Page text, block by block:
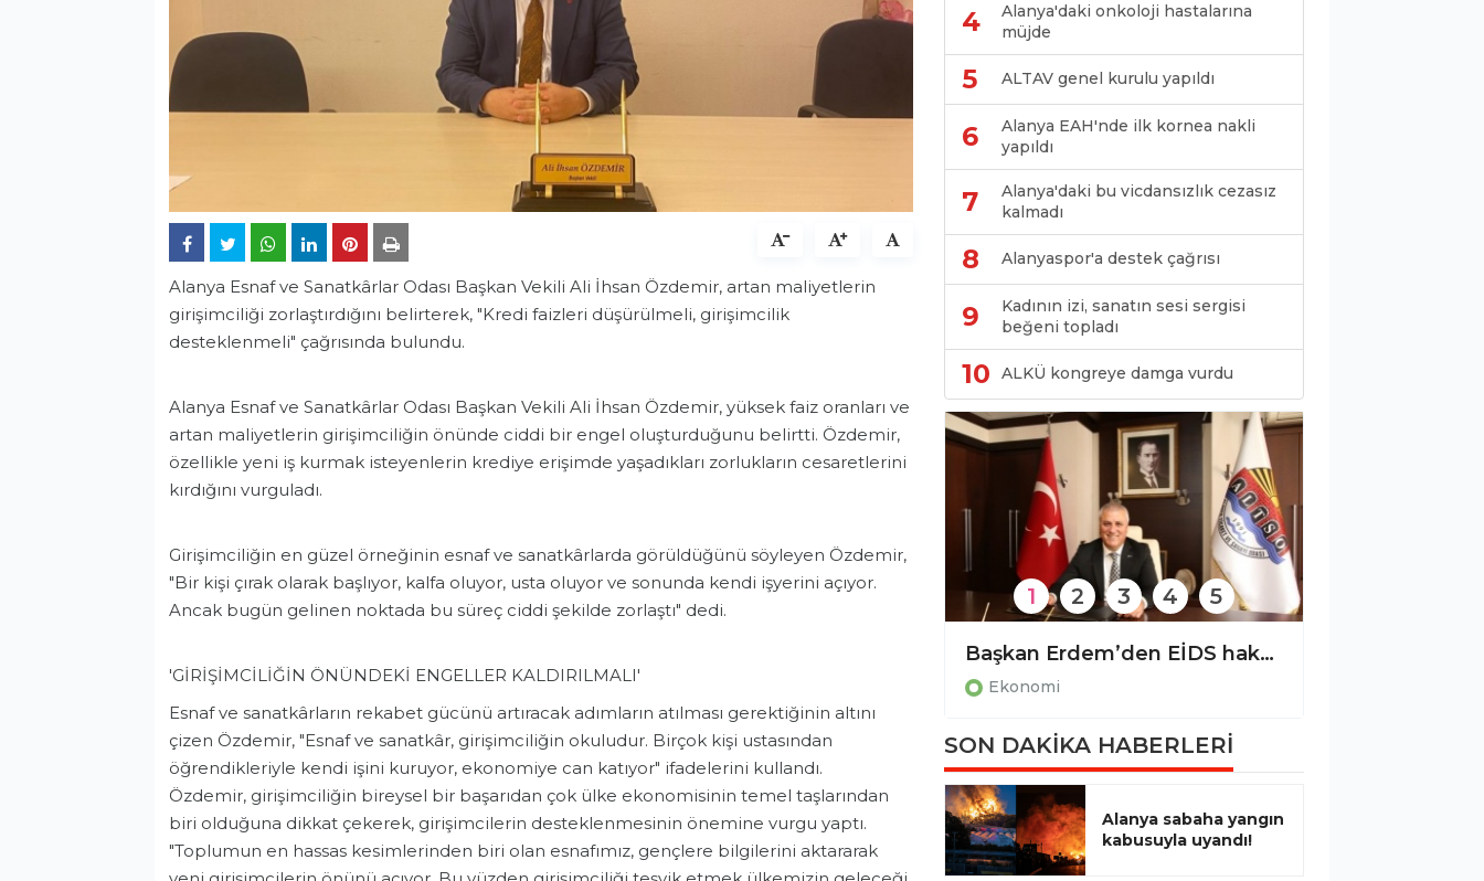
Alanya Esnaf ve Sanatkârlar Odası Başkan Vekili Ali İhsan Özdemir, artan maliyetlerin
girişimciliği zorlaştırdığını belirterek, "Kredi faizleri düşürülmeli, girişimcilik
desteklenmeli" çağrısında bulundu.
Alanya Esnaf ve Sanatkârlar Odası Başkan Vekili Ali İhsan Özdemir, yüksek faiz oranları ve
artan maliyetlerin girişimciliğin önünde ciddi bir engel oluşturduğunu belirtti. Özdemir,
özellikle yeni iş kurmak isteyenlerin krediye erişimde yaşadıkları zorlukların cesaretlerini
kırdığını vurguladı.
Girişimciliğin en güzel örneğinin esnaf ve sanatkârlarda görüldüğünü söyleyen Özdemir,
"Bir kişi çırak olarak başlıyor, kalfa oluyor, usta oluyor ve sonunda kendi işyerini açıyor.
Ancak bugün gelinen noktada bu süreç ciddi şekilde zorlaştı" dedi.
'GİRİŞİMCİLİĞİN ÖNÜNDEKİ ENGELLER KALDIRILMALI'
Esnaf ve sanatkârların rekabet gücünü artıracak adımların atılması gerektiğinin altını
çizen Özdemir, "Esnaf ve sanatkâr, girişimciliğin okuludur. Birçok kişi ustasından
öğrendikleriyle kendi işini kuruyor, ekonomiye can katıyor" ifadelerini kullandı.
Özdemir, girişimciliğin bireysel bir başarıdan çok ülke ekonomisinin temel taşlarından
biri olduğuna dikkat çekerek, girişimcilerin desteklenmesinin önemine vurgu yaptı.
"Toplumun en hassas kesimlerinden biri olan esnafımız, gençlere bilgilerini aktararak
4
Alanya'daki onkoloji hastalarına
müjde
5 ALTAV genel kurulu yapıldı
6
Alanya EAH'nde ilk kornea nakli
yapıldı
7
Alanya'daki bu vicdansızlık cezasız
kalmadı
8 Alanyaspor'a destek çağrısı
9
Kadının izi, sanatın sesi sergisi
beğeni topladı
10 ALKÜ kongreye damga vurdu
Ekonomi
Esnaf kredi limitleri yükseldi, vade süreleri uzatıldı!
Ekonomi
1 2 3 4 5
SON DAKİKA HABERLERİ
Alanya sabaha yangın
kabusuyla uyandı!